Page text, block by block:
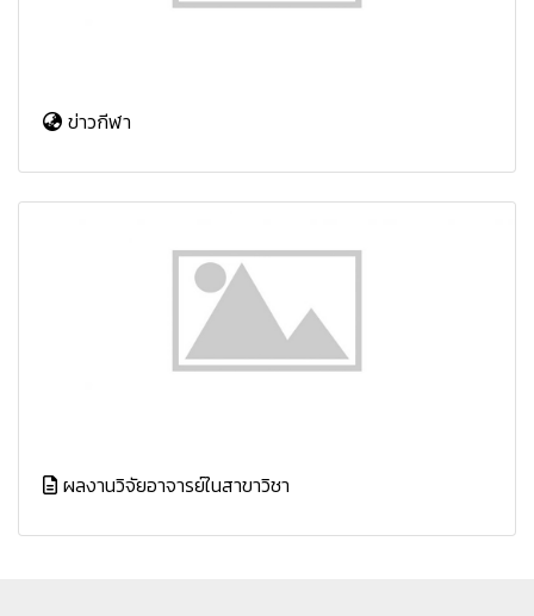
ข่าวกีฬา
ผลงานวิจัยอาจารย์ในสาขาวิชา